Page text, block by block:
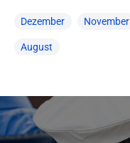
Dezember November
August